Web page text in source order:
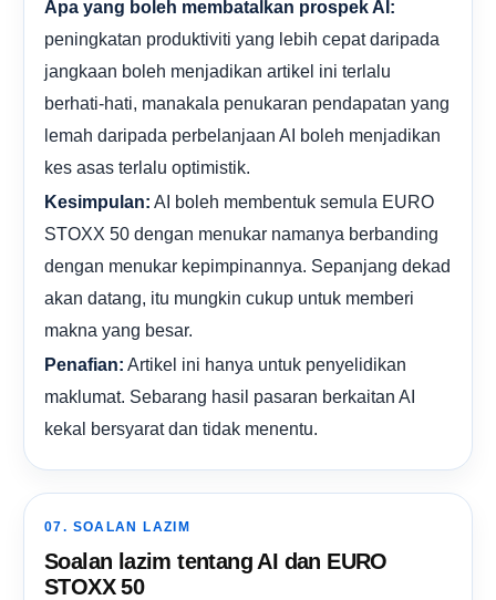
Apa yang boleh membatalkan prospek AI:
peningkatan produktiviti yang lebih cepat daripada
jangkaan boleh menjadikan artikel ini terlalu
berhati-hati, manakala penukaran pendapatan yang
lemah daripada perbelanjaan AI boleh menjadikan
kes asas terlalu optimistik.
Kesimpulan: AI boleh membentuk semula EURO
STOXX 50 dengan menukar namanya berbanding
dengan menukar kepimpinannya. Sepanjang dekad
akan datang, itu mungkin cukup untuk memberi
makna yang besar.
Penafian: Artikel ini hanya untuk penyelidikan
maklumat. Sebarang hasil pasaran berkaitan AI
kekal bersyarat dan tidak menentu.
07. SOALAN LAZIM
Soalan lazim tentang AI dan EURO
STOXX 50